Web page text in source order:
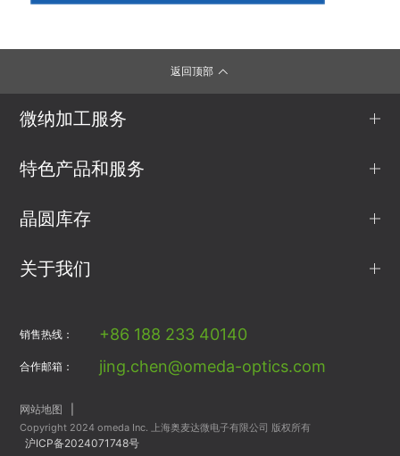
返回顶部
微纳加工服务
特色产品和服务
晶圆库存
关于我们
销售热线： +86 188 233 40140
合作邮箱： jing.chen@omeda-optics.com
网站地图
Copyright 2024 omeda Inc. 上海奥麦达微电子有限公司 版权所有
沪ICP备2024071748号